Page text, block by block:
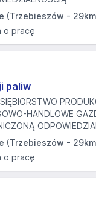
(Trzebieszów -
o pracę
paliw
HANDLOWE
(Trzebieszów -
o pracę